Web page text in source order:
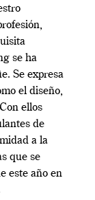
se ha
Se expresa
el diseño,
ellos
de
a la
que se
este año en